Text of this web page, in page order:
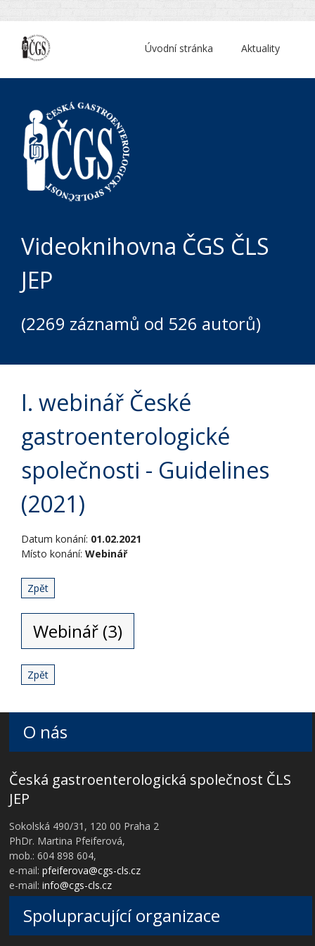
Aktuality
Úvodní stránka
Videoknihovna ČGS ČLS
JEP
(2269 záznamů od 526 autorů)
I. webinář České
gastroenterologické
společnosti - Guidelines
(2021)
Datum konání: 01.02.2021
Místo konání: Webinář
Zpět
Webinář (3)
Zpět
O nás
Česká gastroenterologická společnost ČLS
JEP
Sokolská 490/31, 120 00 Praha 2
PhDr. Martina Pfeiferová,
mob.: 604 898 604,
e-mail:pfeiferova@cgs-cls.cz
e-mail:info@cgs-cls.cz
Spolupracující organizace